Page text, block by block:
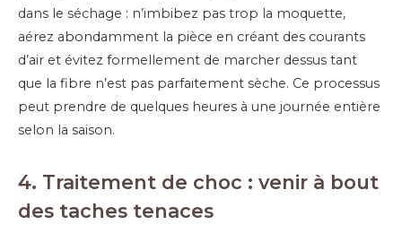
dans le séchage : n’imbibez pas trop la moquette,
aérez abondamment la pièce en créant des courants
d’air et évitez formellement de marcher dessus tant
que la fibre n’est pas parfaitement sèche. Ce processus
peut prendre de quelques heures à une journée entière
selon la saison.
4. Traitement de choc : venir à bout
des taches tenaces